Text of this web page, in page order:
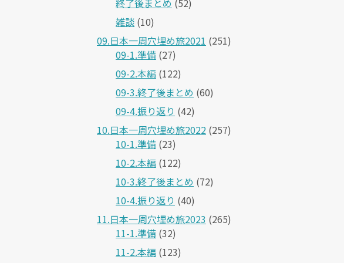
終了後まとめ (52)
雑談 (10)
09.日本一周穴埋め旅2021 (251)
09-1.準備 (27)
09-2.本編 (122)
09-3.終了後まとめ (60)
09-4.振り返り (42)
10.日本一周穴埋め旅2022 (257)
10-1.準備 (23)
10-2.本編 (122)
10-3.終了後まとめ (72)
10-4.振り返り (40)
11.日本一周穴埋め旅2023 (265)
11-1.準備 (32)
11-2.本編 (123)